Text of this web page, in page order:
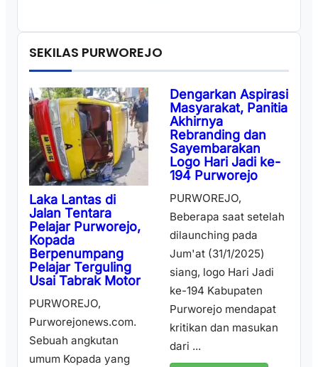
SEKILAS PURWOREJO
Laka Lantas di
Jalan Tentara
Pelajar Purworejo,
Kopada
Berpenumpang
Pelajar Terguling
Usai Tabrak Motor
PURWOREJO,
Purworejonews.com.
Sebuah angkutan
umum Kopada yang
Dengarkan Aspirasi
Masyarakat, Panitia
Akhirnya
Rebranding dan
Sayembarakan
Logo Hari Jadi ke-
194 Purworejo
PURWOREJO,
Beberapa saat setelah
dilaunching pada
Jum'at (31/1/2025)
siang, logo Hari Jadi
ke-194 Kabupaten
Purworejo mendapat
kritikan dan masukan
dari ...